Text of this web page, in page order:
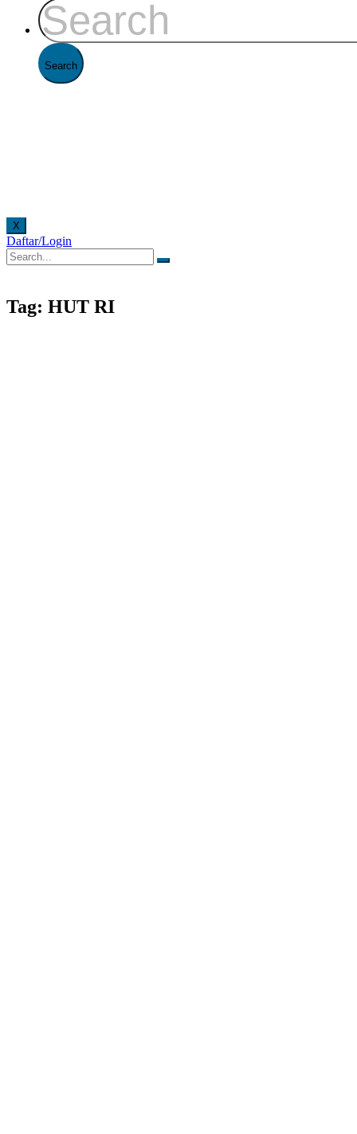
X
Daftar/Login
Tag: HUT RI